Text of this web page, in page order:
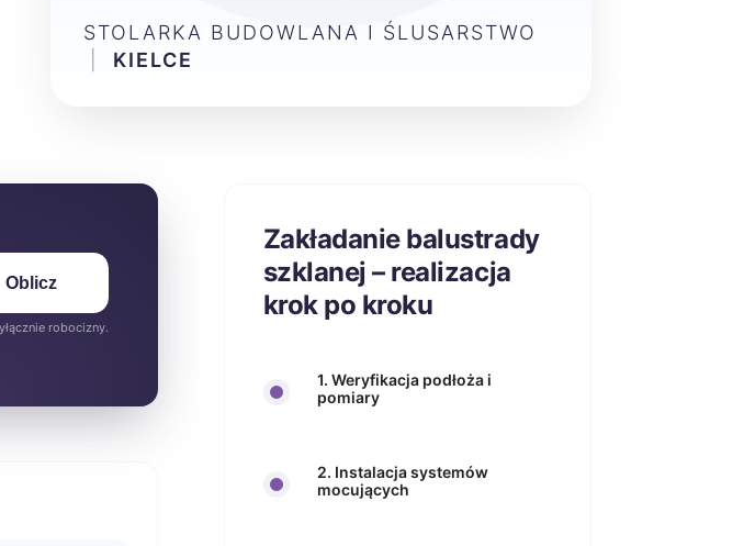
STOLARKA BUDOWLANA I ŚLUSARSTWO
KIELCE
Oblicz
robocizny.
Zakładanie balustrady
szklanej – realizacja
krok po kroku
1. Weryfikacja podłoża i
pomiary
2. Instalacja systemów
mocujących